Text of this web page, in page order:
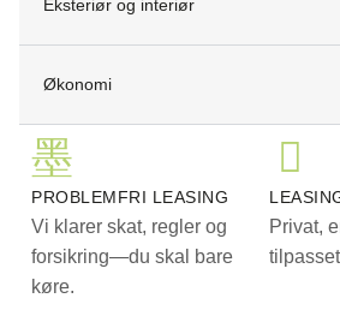
. Forbehold for positiv kredit
Eksteriør og interiør
Økonomi
PROBLEMFRI LEASING
Vi klarer skat, regler og
forsikring—du skal bare
køre.
Privat,